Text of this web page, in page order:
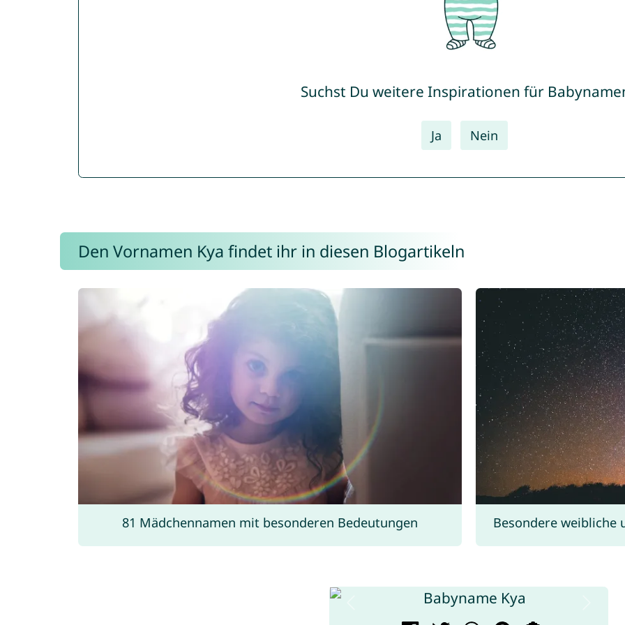
Suchst Du weitere Inspirationen für
Ja Nein
Den Vornamen Kya findet ihr in diesen Blogartikeln
81 Mädchennamen mit besonderen Bedeutungen Besondere weibliche